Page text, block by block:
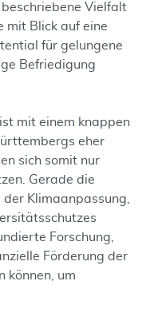
Vielfalt
mit Blick auf eine
für gelungene
Befriedigung
mit einem knappen
eher
sich somit nur
Gerade die
Klimaanpassung,
Forschung,
Förderung der
können, um